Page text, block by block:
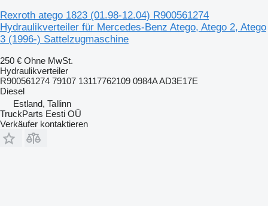
Rexroth atego 1823 (01.98-12.04) R900561274
Hydraulikverteiler für Mercedes-Benz Atego, Atego 2, Atego
3 (1996-) Sattelzugmaschine
250 € Ohne MwSt.
Hydraulikverteiler
R900561274 79107 13117762109 0984A AD3E17E
Diesel
Estland, Tallinn
TruckParts Eesti OÜ
Verkäufer kontaktieren